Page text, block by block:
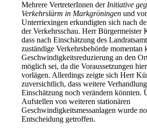
Mehrere VertreterInnen der Initiative
Verkehrslärm in Markgröningen und
Unterriexingen erkundigten sich nach
der Verkehrsschau. Herr Bürgermeister
dass nach Einschätzung des
zuständige Verkehrsbehörde momentan
Geschwindigkeitsreduzierung an den
möglich sei, da die Voraussetzungen
vorlägen. Allerdings zeigte sich Herr
zuversichtlich, dass weitere
Einschätzung noch verändern könnten.
Aufstellen von weiteren stationären
Geschwindigkeitsmessanlagen wurde
Entscheidung getroffen.